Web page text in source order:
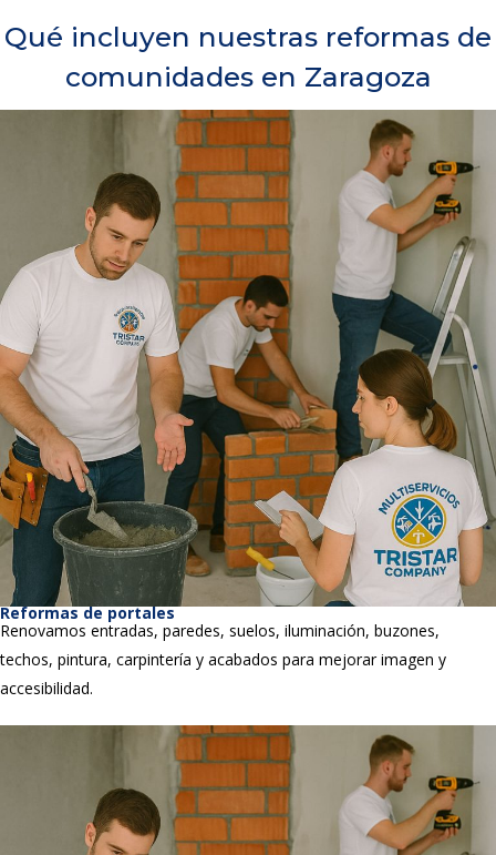
Qué incluyen nuestras reformas de
comunidades en Zaragoza
Reformas de portales
Renovamos entradas, paredes, suelos, iluminación, buzones,
techos, pintura, carpintería y acabados para mejorar imagen y
accesibilidad.